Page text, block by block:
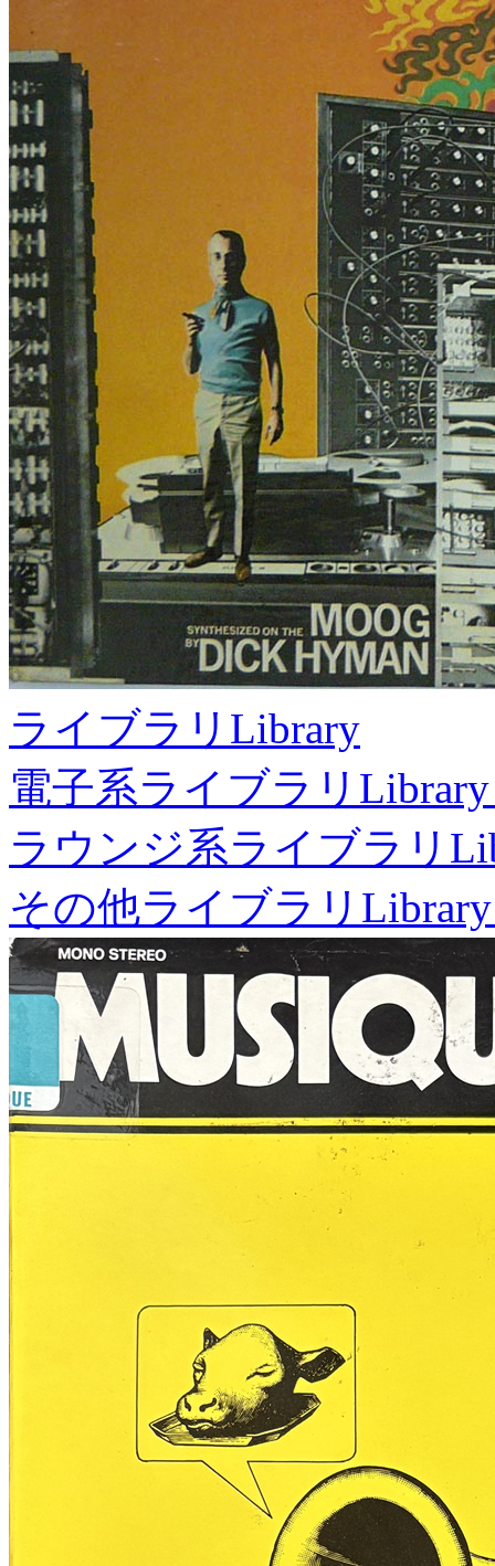
ライブラリ Library
電子系ライブラリ
ラウンジ系ライブラリ
その他ライブラリ